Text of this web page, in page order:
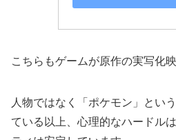
こちらもゲームが原作の実写化映
人物ではなく「ポケモン」とい
ている以上、心理的なハードル